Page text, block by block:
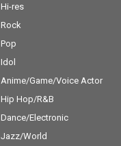
Hi-res
Rock
Pop
Idol
Anime/Game/Voice Actor
Hip Hop/R&B
Dance/Electronic
Jazz/World